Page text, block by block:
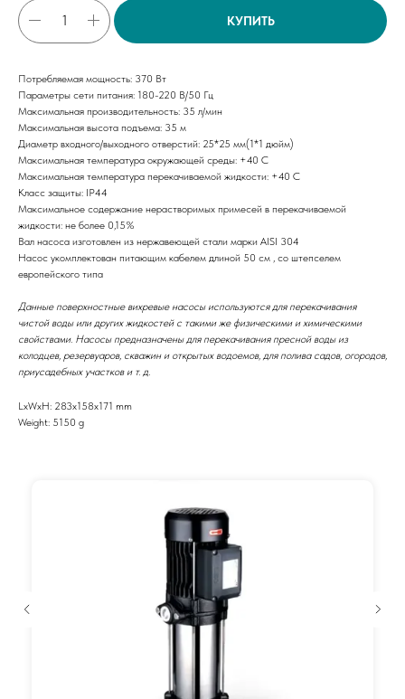
КУПИТЬ
Потребляемая мощность: 370 Вт
Параметры сети питания: 180-220 В/50 Гц
Максимальная производительность: 35 л/мин
Максимальная высота подъема: 35 м
Диаметр входного/выходного отверстий: 25*25 мм(1*1 дюйм)
Максимальная температура окружающей среды: +40 С
Максимальная температура перекачиваемой жидкости: +40 С
Класс защиты: IP44
Максимальное содержание нерастворимых примесей в перекачиваемой
жидкости: не более 0,15%
Вал насоса изготовлен из нержавеющей стали марки AISI 304
Насос укомплектован питающим кабелем длиной 50 см , со штепселем
европейского типа
Данные поверхностные вихревые насосы используются для перекачивания
чистой воды или других жидкостей с такими же физическими и химическими
свойствами. Насосы предназначены для перекачивания пресной воды из
колодцев, резервуаров, скважин и открытых водоемов, для полива садов, огородов,
приусадебных участков и т. д.
LxWxH: 283x158x171 mm
Weight: 5150 g